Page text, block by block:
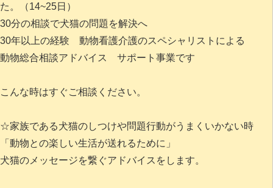
た。（14~25日）
30分の相談で犬猫の問題を解決へ
30年以上の経験 動物看護介護のスペシャリストによる
動物総合相談アドバイス サポート事業です
こんな時はすぐご相談ください。
☆家族である犬猫のしつけや問題行動がうまくいかない時
「動物との楽しい生活が送れるために」
犬猫のメッセージを繋ぐアドバイスをします。